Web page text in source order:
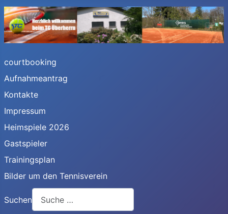
courtbooking
Aufnahmeantrag
Kontakte
Impressum
Heimspiele 2026
Gastspieler
Trainingsplan
Bilder um den Tennisverein
Suchen